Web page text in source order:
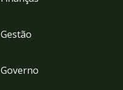
Gestão
Governo